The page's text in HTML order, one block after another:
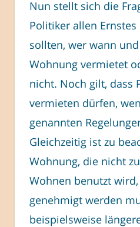
Nun stellt sich die
Politiker allen
sollten, wer wann
Wohnung vermietet
nicht. Noch gilt, dass
vermieten dürfen,
genannten
Gleichzeitig ist zu
Wohnung, die nicht
Wohnen benutzt
genehmigt werden
beispielsweise